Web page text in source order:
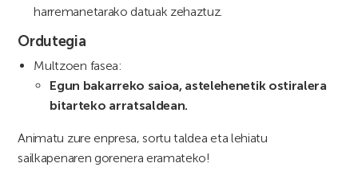
harremanetarako datuak zehaztuz.
Ordutegia
Multzoen fasea:
Egun bakarreko saioa, astelehenetik ostiralera
bitarteko arratsaldean.
Animatu zure enpresa, sortu taldea eta lehiatu
sailkapenaren gorenera eramateko!